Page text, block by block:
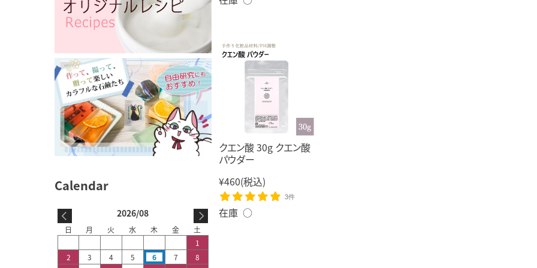
クエン酸 30g クエン酸
パウダー
¥460(税込)
3件
在庫 ○
2026/08
日 月 火 水 木 金
土
1
2
3 4 5 6 7
8